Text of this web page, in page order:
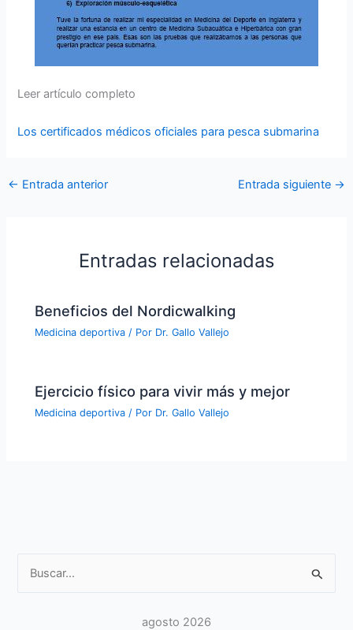
Leer artículo completo
Los certificados médicos oficiales para pesca submarina
← Entrada anterior Entrada siguiente →
Entradas relacionadas
Beneficios del Nordicwalking
Medicina deportiva / Por Dr. Gallo Vallejo
Ejercicio físico para vivir más y mejor
Medicina deportiva / Por Dr. Gallo Vallejo
agosto 2026